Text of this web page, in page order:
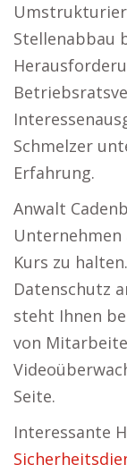
Stellenabbau
Schmelzer
Erfahrung.
Anwalt
Kurs zu
Datenschutz
steht Ihnen
von
Seite.
Interessante